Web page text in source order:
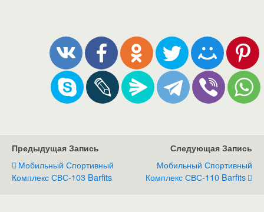
Предыдущая Запись
Мобильный Спортивный
Комплекс СВС-103 Barfits
Следующая Запись
Мобильный Спортивный
Комплекс СВС-110 Barfits